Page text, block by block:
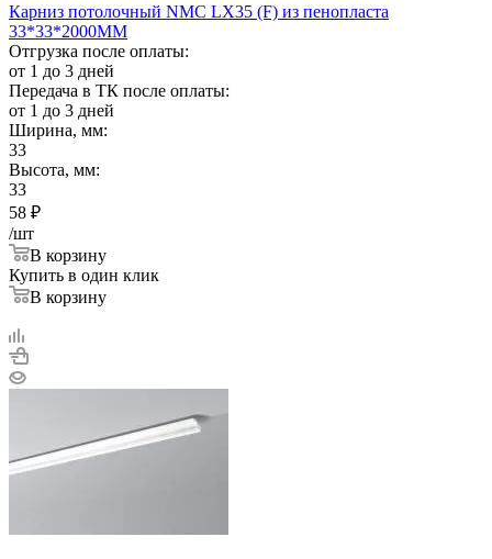
Карниз потолочный NMС LX35 (F) из пенопласта
33*33*2000ММ
Отгрузка после оплаты:
от 1 до 3 дней
Передача в ТК после оплаты:
от 1 до 3 дней
Ширина, мм:
33
Высота, мм:
33
58 ₽
/шт
В корзину
Купить в один клик
В корзину